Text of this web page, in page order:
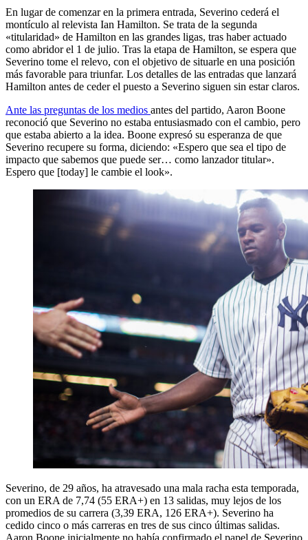
En lugar de comenzar en la primera entrada, Severino cederá el
montículo al relevista Ian Hamilton. Se trata de la segunda
«titularidad» de Hamilton en las grandes ligas, tras haber actuado
como abridor el 1 de julio. Tras la etapa de Hamilton, se espera que
Severino tome el relevo, con el objetivo de situarle en una posición
más favorable para triunfar. Los detalles de las entradas que lanzará
Hamilton antes de ceder el puesto a Severino siguen sin estar claros.
Ante las preguntas de los medios antes del partido, Aaron Boone
reconoció que Severino no estaba entusiasmado con el cambio, pero
que estaba abierto a la idea. Boone expresó su esperanza de que
Severino recupere su forma, diciendo: «Espero que sea el tipo de
impacto que sabemos que puede ser… como lanzador titular».
Espero que [today] le cambie el look».
Severino, de 29 años, ha atravesado una mala racha esta temporada,
con un ERA de 7,74 (55 ERA+) en 13 salidas, muy lejos de los
promedios de su carrera (3,39 ERA, 126 ERA+). Severino ha
cedido cinco o más carreras en tres de sus cinco últimas salidas.
Aaron Boone inicialmente no había confirmado el papel de Severino